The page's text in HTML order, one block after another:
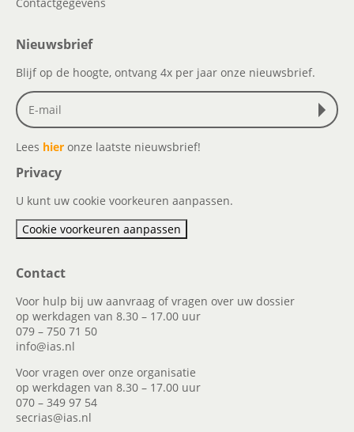
Nieuwsbrief
Blijf op de hoogte, ontvang 4x per jaar onze nieuwsbrief.
Lees hier onze laatste nieuwsbrief!
Privacy
U kunt uw cookie voorkeuren aanpassen.
Cookie voorkeuren aanpassen
Contact
Voor hulp bij uw aanvraag of vragen over uw dossier
op werkdagen van 8.30 – 17.00 uur
079 – 750 71 50
info@ias.nl
Voor vragen over onze organisatie
op werkdagen van 8.30 – 17.00 uur
070 – 349 97 54
secrias@ias.nl